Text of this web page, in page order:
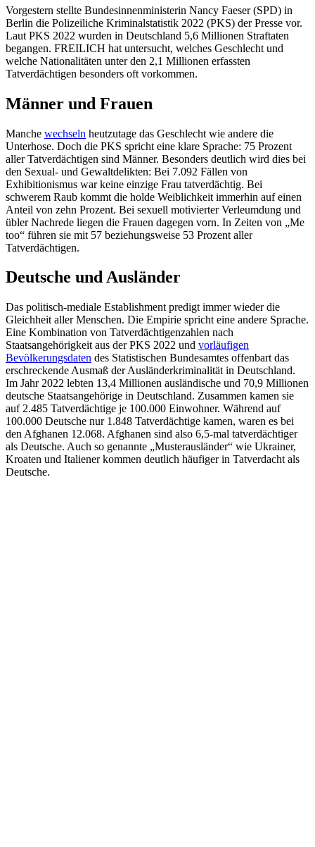
Vorgestern stellte Bundesinnenministerin Nancy Faeser (SPD) in
Berlin die Polizeiliche Kriminalstatistik 2022 (PKS) der Presse vor.
Laut PKS 2022 wurden in Deutschland 5,6 Millionen Straftaten
begangen. FREILICH hat untersucht, welches Geschlecht und
welche Nationalitäten unter den 2,1 Millionen erfassten
Tatverdächtigen besonders oft vorkommen.
Männer und Frauen
Manche wechseln heutzutage das Geschlecht wie andere die
Unterhose. Doch die PKS spricht eine klare Sprache: 75 Prozent
aller Tatverdächtigen sind Männer. Besonders deutlich wird dies bei
den Sexual- und Gewaltdelikten: Bei 7.092 Fällen von
Exhibitionismus war keine einzige Frau tatverdächtig. Bei
schwerem Raub kommt die holde Weiblichkeit immerhin auf einen
Anteil von zehn Prozent. Bei sexuell motivierter Verleumdung und
übler Nachrede liegen die Frauen dagegen vorn. In Zeiten von „Me
too“ führen sie mit 57 beziehungsweise 53 Prozent aller
Tatverdächtigen.
Deutsche und Ausländer
Das politisch-mediale Establishment predigt immer wieder die
Gleichheit aller Menschen. Die Empirie spricht eine andere Sprache.
Eine Kombination von Tatverdächtigenzahlen nach
Staatsangehörigkeit aus der PKS 2022 und vorläufigen
Bevölkerungsdaten des Statistischen Bundesamtes offenbart das
erschreckende Ausmaß der Ausländerkriminalität in Deutschland.
Im Jahr 2022 lebten 13,4 Millionen ausländische und 70,9 Millionen
deutsche Staatsangehörige in Deutschland. Zusammen kamen sie
auf 2.485 Tatverdächtige je 100.000 Einwohner. Während auf
100.000 Deutsche nur 1.848 Tatverdächtige kamen, waren es bei
den Afghanen 12.068. Afghanen sind also 6,5-mal tatverdächtiger
als Deutsche. Auch so genannte „Musterausländer“ wie Ukrainer,
Kroaten und Italiener kommen deutlich häufiger in Tatverdacht als
Deutsche.